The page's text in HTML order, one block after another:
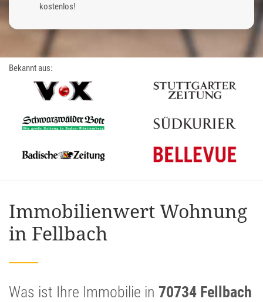
kostenlos!
Bekannt aus:
Immobilienwert Wohnung
in Fellbach
Was ist Ihre Immobilie in 70734 Fellbach